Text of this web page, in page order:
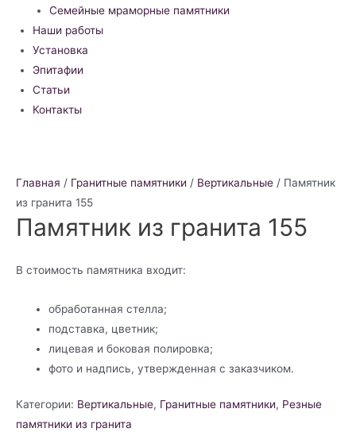
Семейные мраморные памятники
Наши работы
Установка
Эпитафии
Статьи
Контакты
Главная / Гранитные памятники / Вертикальные / Памятник
из гранита 155
Памятник из гранита 155
В стоимость памятника входит:
обработанная стелла;
подставка, цветник;
лицевая и боковая полировка;
фото и надпись, утвержденная с заказчиком.
Категории: Вертикальные, Гранитные памятники, Резные
памятники из гранита